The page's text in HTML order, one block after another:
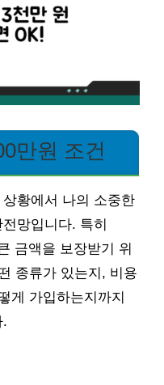
만원 조건
황에서 나의 소중한
망입니다. 특히
금액을 보장받기 위
종류가 있는지, 비용
게 가입하는지까지
.